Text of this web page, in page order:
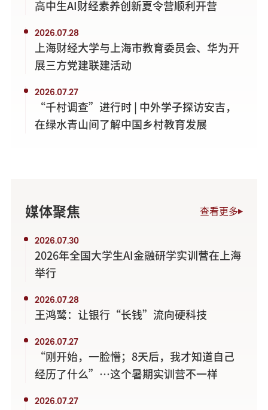
高中生AI财经素养创新夏令营顺利开营
2026.07.28
上海财经大学与上海市教育委员会、华为开
展三方党建联建活动
2026.07.27
“千村调查”进行时 | 中外学子探访安吉，
在绿水青山间了解中国乡村教育发展
媒体聚焦 查看更多
2026.07.30
2026年全国大学生AI金融研学实训营在上海
举行
2026.07.28
王鸿鹭：让银行“长钱”流向硬科技
2026.07.27
“刚开始，一脸懵；8天后，我才知道自己
经历了什么”…这个暑期实训营不一样
2026.07.27